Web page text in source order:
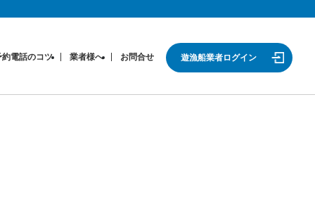
約電話のコツ 業者様へ お問合せ 遊漁船業者ログイン